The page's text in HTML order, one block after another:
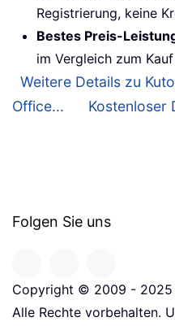
Registrierung, keine
Bestes Preis-
im Vergleich zum
Weitere Details zu
Office...
Kostenloser
Folgen Sie uns
Copyright © 2009 - 2025
Alle Rechte vorbehalten.